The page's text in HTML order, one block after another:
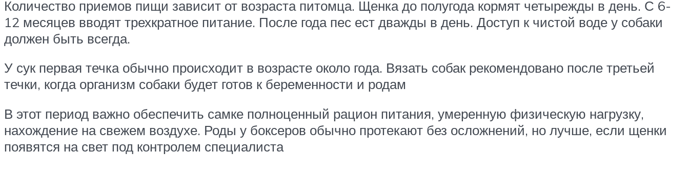
Количество приемов пищи зависит от возраста питомца. Щенка до полугода кормят четырежды в день. С 6-
12 месяцев вводят трехкратное питание. После года пес ест дважды в день. Доступ к чистой воде у собаки
должен быть всегда.
У сук первая течка обычно происходит в возрасте около года. Вязать собак рекомендовано после третьей
течки, когда организм собаки будет готов к беременности и родам
В этот период важно обеспечить самке полноценный рацион питания, умеренную физическую нагрузку,
нахождение на свежем воздухе. Роды у боксеров обычно протекают без осложнений, но лучше, если щенки
появятся на свет под контролем специалиста